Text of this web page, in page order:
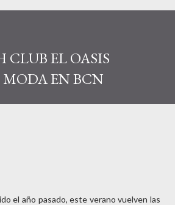
CLUB EL OASIS
EN BCN
el año pasado, este verano vuelven las